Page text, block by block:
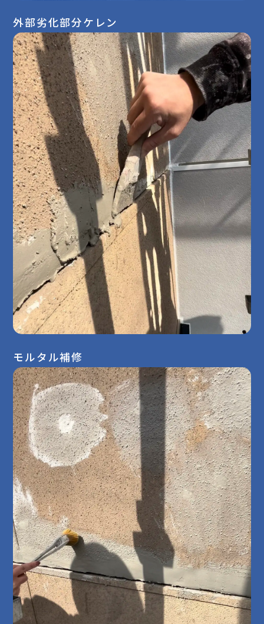
外部劣化部分ケレン
モルタル補修